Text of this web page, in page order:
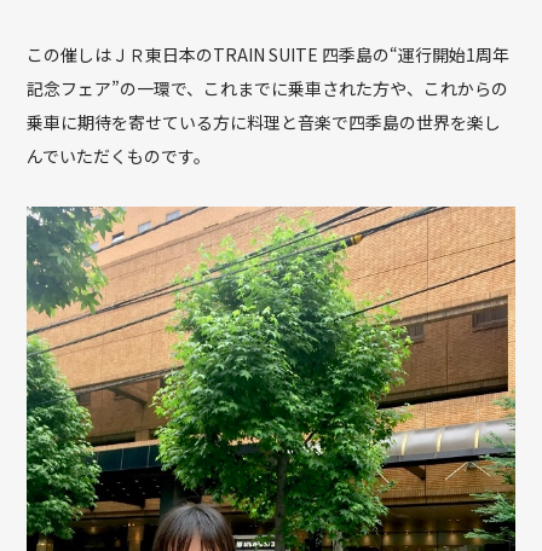
この催しはＪＲ東日本のTRAIN SUITE 四季島の“運行開始1周年
記念フェア”の一環で、これまでに乗車された方や、これからの
乗車に期待を寄せている方に料理と音楽で四季島の世界を楽し
んでいただくものです。